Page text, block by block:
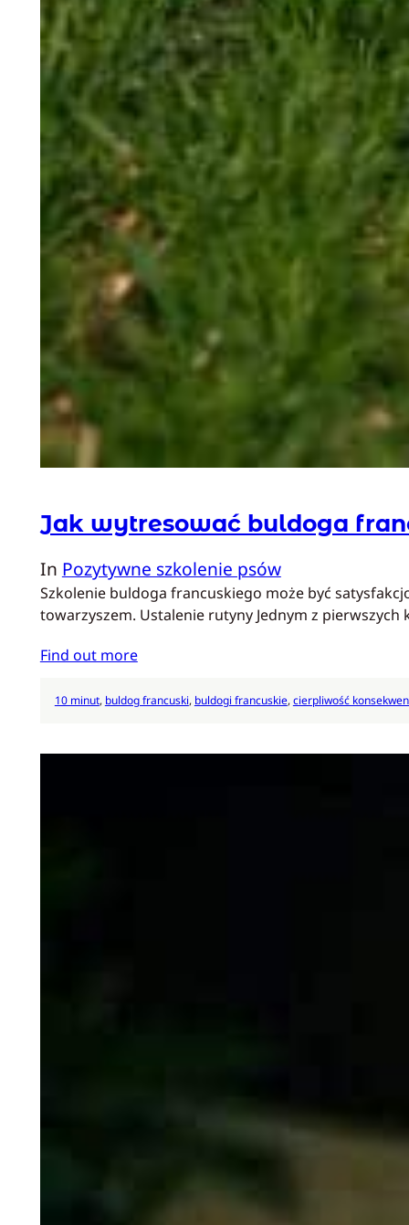
Jak wytresować buldoga
In Pozytywne szkolenie psów
Szkolenie buldoga francuskiego może być
towarzyszem. Ustalenie rutyny Jednym z
Find out more
10 minut, buldog francuski, buldogi francuskie, cierpliwość